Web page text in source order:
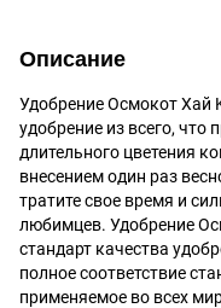
Описание
Удобрение Осмокот Хай
удобрение из всего, что
длительного цветения
внесением один раз
тратите свое время и
любимцев. Удобрение
стандарт качества
полное соответствие
применяемое во всех